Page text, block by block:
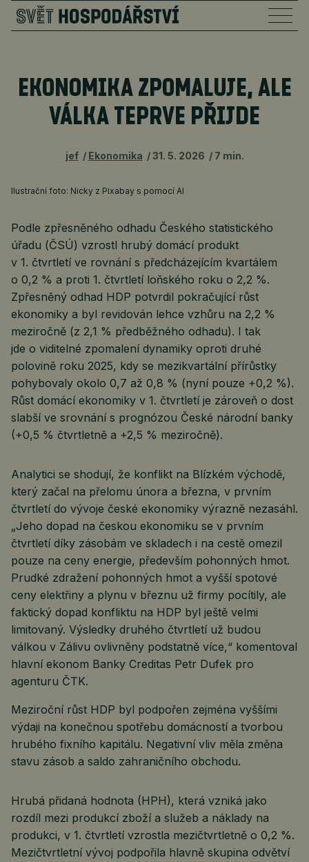
EKONOMIKA ZPOMALUJE, ALE
VÁLKA TEPRVE PŘIJDE
jef Ekonomika 31. 5. 2026 7 min.
Ilustrační foto: Nicky z Pixabay s pomocí AI
Podle zpřesněného odhadu Českého statistického
úřadu (ČSÚ) vzrostl hrubý domácí produkt
v 1. čtvrtletí ve rovnání s předcházejícím kvartálem
o 0,2 % a proti 1. čtvrtletí loňského roku o 2,2 %.
Zpřesněný odhad HDP potvrdil pokračující růst
ekonomiky a byl revidován lehce vzhůru na 2,2 %
meziročně (z 2,1 % předběžného odhadu). I tak
jde o viditelné zpomalení dynamiky oproti druhé
polovině roku 2025, kdy se mezikvartální přírůstky
pohybovaly okolo 0,7 až 0,8 % (nyní pouze +0,2 %).
Růst domácí ekonomiky v 1. čtvrtletí je zároveň o dost
slabší ve srovnání s prognózou České národní banky
(+0,5 % čtvrtletně a +2,5 % meziročně).
Analytici se shodují, že konflikt na Blízkém východě,
který začal na přelomu února a března, v prvním
čtvrtletí do vývoje české ekonomiky výrazně nezasáhl.
„Jeho dopad na českou ekonomiku se v prvním
čtvrtletí díky zásobám ve skladech i na cestě omezil
pouze na ceny energie, především pohonných hmot.
Prudké zdražení pohonných hmot a vyšší spotové
ceny elektřiny a plynu v březnu už firmy pocítily, ale
faktický dopad konfliktu na HDP byl ještě velmi
limitovaný. Výsledky druhého čtvrtletí už budou
válkou v Zálivu ovlivněny podstatně více,“ komentoval
hlavní ekonom Banky Creditas Petr Dufek pro
agenturu ČTK.
Meziroční růst HDP byl podpořen zejména vyššími
výdaji na konečnou spotřebu domácností a tvorbou
hrubého fixního kapitálu. Negativní vliv měla změna
stavu zásob a saldo zahraničního obchodu.
Hrubá přidaná hodnota (HPH), která vzniká jako
rozdíl mezi produkcí zboží a služeb a náklady na
produkci, v 1. čtvrtletí vzrostla mezičtvrtletně o 0,2 %.
Mezičtvrtletní vývoj podpořila hlavně skupina odvětví